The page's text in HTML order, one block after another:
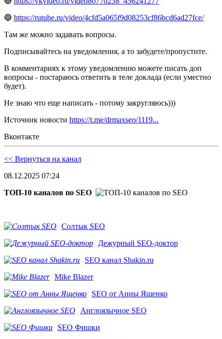
🔵 https://rutube.ru/video/4cfd5a065f9d08253cf86bcd6ad27fce/
Там же можно задавать вопросы.
Подписывайтесь на уведомления, а то забудете/пропустите.
В комментариях к этому уведомлению можете писать доп
вопросы - постараюсь ответить в теле доклада (если уместно
будет).
Не знаю что еще написать - потому закругляюсь)))
Источник новости https://t.me/drmaxseo/1119...
Вконтакте
<< Вернуться на канал
08.12.2025 07:24
ТОП-10 каналов по SEO
Солтык SEO
Дежурный SEO-доктор
SEO канал Shakin.ru
Mike Blazer
SEO от Анны Ященко
Англоязычное SEO
SEO Фишки